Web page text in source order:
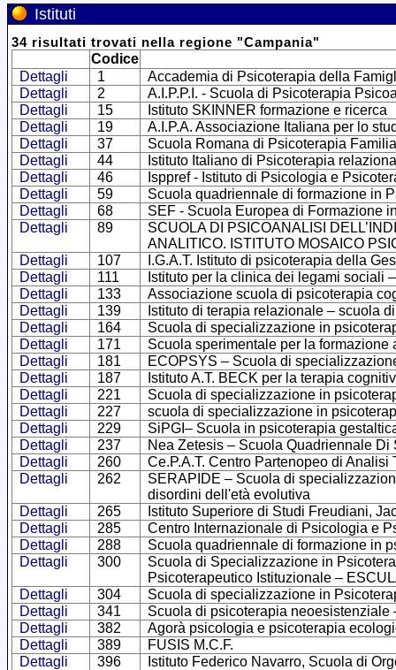
Istituti
34 risultati trovati nella regione "Campania"
Codice
Dettagli
1
Accademia di Psicoterapia della
Dettagli
2
A.I.P.P.I. - Scuola di Psicoterapia
Dettagli
15
Istituto SKINNER formazione e ricerca
Dettagli
19
A.I.P.A. Associazione Italiana per lo
Dettagli
37
Scuola Romana di Psicoterapia
Dettagli
44
Istituto Italiano di Psicoterapia
Dettagli
46
Isppref - Istituto di Psicologia e
Dettagli
59
Scuola quadriennale di formazione in
Dettagli
68
SEF - Scuola Europea di Formazione
Dettagli
89
SCUOLA DI PSICOANALISI
ANALITICO. ISTITUTO MOSAICO
Dettagli
107
I.G.A.T. Istituto di psicoterapia della
Dettagli
111
Istituto per la clinica dei legami sociali
Dettagli
133
Associazione scuola di psicoterapia
Dettagli
139
Istituto di terapia relazionale – scuola
Dettagli
164
Scuola di specializzazione in
Dettagli
171
Scuola sperimentale per la
Dettagli
181
ECOPSYS – Scuola di
Dettagli
187
Istituto A.T. BECK per la terapia
Dettagli
221
Scuola di specializzazione in
Dettagli
227
scuola di specializzazione in
Dettagli
229
SiPGI– Scuola in psicoterapia
Dettagli
237
Nea Zetesis – Scuola Quadriennale
Dettagli
260
Ce.P.A.T. Centro Partenopeo di Analisi
Dettagli
262
SERAPIDE – Scuola di
disordini dell'età evolutiva
Dettagli
265
Istituto Superiore di Studi Freudiani,
Dettagli
285
Centro Internazionale di Psicologia e
Dettagli
288
Scuola quadriennale di formazione in
Dettagli
300
Scuola di Specializzazione in
Psicoterapeutico Istituzionale –
Dettagli
304
Scuola di specializzazione in
Dettagli
341
Scuola di psicoterapia neoesistenziale
Dettagli
382
Agorà psicologia e psicoterapia
Dettagli
389
FUSIS M.C.F.
Dettagli
396
Istituto Federico Navarro, Scuola di